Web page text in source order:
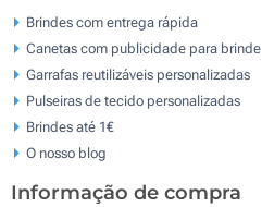
Brindes com entrega rápida
Canetas com publicidade para brinde
Garrafas reutilizáveis personalizadas
Pulseiras de tecido personalizadas
Brindes até 1€
O nosso blog
Informação de compra